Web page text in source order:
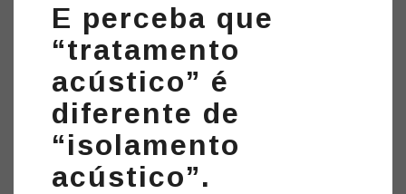
E perceba que
“tratamento
acústico” é
diferente de
“isolamento
acústico”.